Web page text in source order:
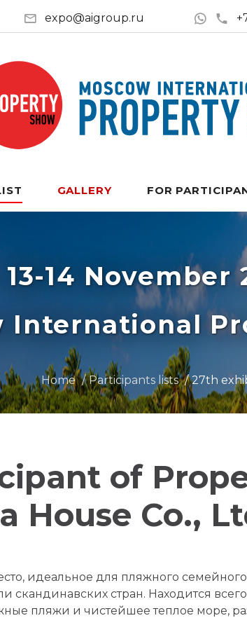
expo@aigroup.ru
GALLERY FOR
13-14 November
International
Home Participants lists 27th
of
House Co.,
идеальное для пляжного
стран. Находится всего
пляжи и чистейшее теплое море,